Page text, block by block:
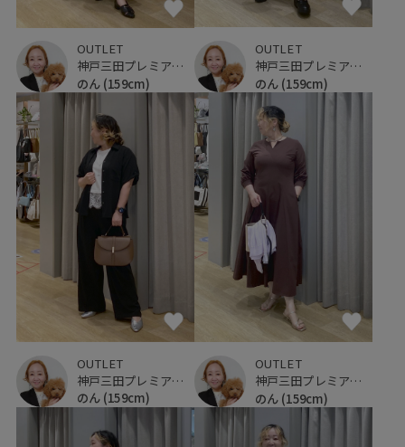
OUTLET
神戸三田プレミアム・アウトレット
のん (159cm)
OUTLET
神戸三田プレミアム・アウトレット
のん (159cm)
OUTLET
神戸三田プレミアム・アウトレット
のん (159cm)
OUTLET
神戸三田プレミアム・アウトレット
のん (159cm)